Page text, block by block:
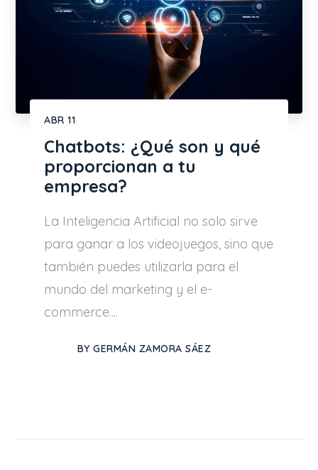
ABR 11
Chatbots: ¿Qué son y qué
proporcionan a tu
empresa?
La Inteligencia Artificial no solo sirve
para ganar a los videojuegos, sino que
también puedes utilizarla para el
mundo del marketing y el e-
commerce....
BY GERMÁN ZAMORA SÁEZ